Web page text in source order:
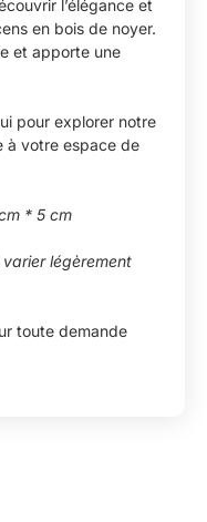
l’élégance et
en bois de noyer.
et apporte une
pour explorer notre
à votre espace de
* 5 cm
légèrement
toute demande